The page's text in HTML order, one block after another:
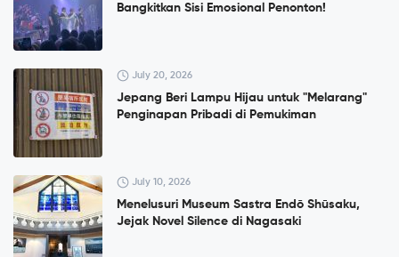
Bangkitkan Sisi Emosional Penonton!
July 20, 2026
Jepang Beri Lampu Hijau untuk "Melarang"
Penginapan Pribadi di Pemukiman
July 10, 2026
Menelusuri Museum Sastra Endō Shūsaku,
Jejak Novel Silence di Nagasaki